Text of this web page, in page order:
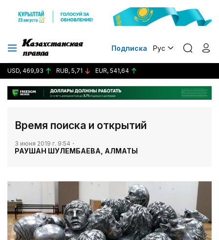
Подписка Рус
USD, 469,93 RUB, 5,71 EUR, 541,64
Время поиска и открытий
3 июня 2019 г. 9:54
РАУШАН ШУЛЕМБАЕВА, АЛМАТЫ